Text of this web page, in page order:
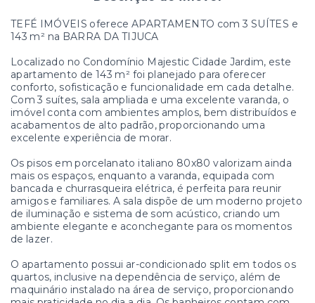
TEFÉ IMÓVEIS oferece APARTAMENTO com 3 SUÍTES e
143 m² na BARRA DA TIJUCA
Localizado no Condomínio Majestic Cidade Jardim, este
apartamento de 143 m² foi planejado para oferecer
conforto, sofisticação e funcionalidade em cada detalhe.
Com 3 suítes, sala ampliada e uma excelente varanda, o
imóvel conta com ambientes amplos, bem distribuídos e
acabamentos de alto padrão, proporcionando uma
excelente experiência de morar.
Os pisos em porcelanato italiano 80x80 valorizam ainda
mais os espaços, enquanto a varanda, equipada com
bancada e churrasqueira elétrica, é perfeita para reunir
amigos e familiares. A sala dispõe de um moderno projeto
de iluminação e sistema de som acústico, criando um
ambiente elegante e aconchegante para os momentos
de lazer.
O apartamento possui ar-condicionado split em todos os
quartos, inclusive na dependência de serviço, além de
maquinário instalado na área de serviço, proporcionando